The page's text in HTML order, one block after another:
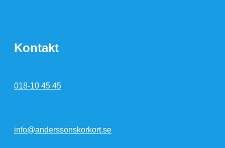
Kontakt
018-10 45 45
info@anderssonskorkort.se